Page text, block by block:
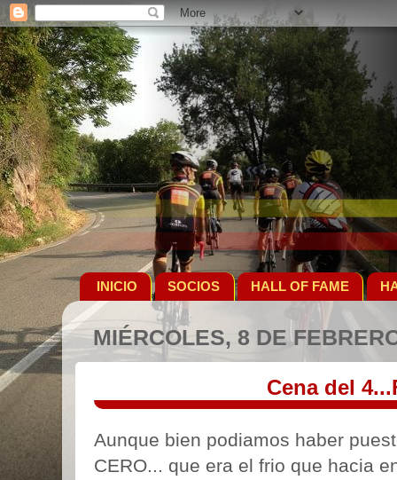
INICIO SOCIOS HALL OF FAME
MIÉRCOLES, 8 DE
Cena del
Aunque bien podiamos haber
CERO... que era el frio que hacia